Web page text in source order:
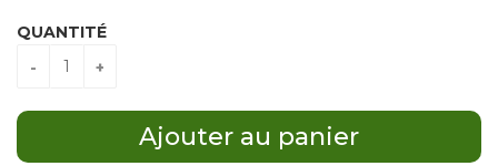
QUANTITÉ